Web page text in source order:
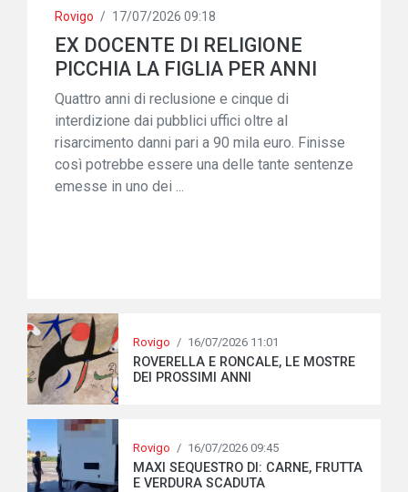
Rovigo / 17/07/2026 09:18
EX DOCENTE DI RELIGIONE
PICCHIA LA FIGLIA PER ANNI
Quattro anni di reclusione e cinque di
interdizione dai pubblici uffici oltre al
risarcimento danni pari a 90 mila euro. Finisse
così potrebbe essere una delle tante sentenze
emesse in uno dei ...
Rovigo / 16/07/2026 11:01
ROVERELLA E RONCALE, LE MOSTRE
DEI PROSSIMI ANNI
Rovigo / 16/07/2026 09:45
MAXI SEQUESTRO DI: CARNE, FRUTTA
E VERDURA SCADUTA